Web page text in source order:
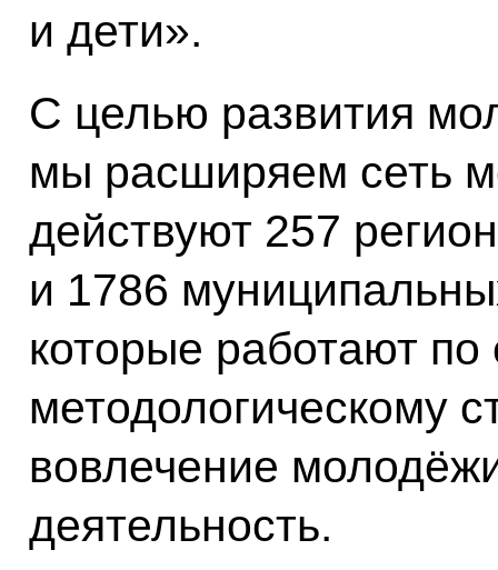
и дети».
С целью развития
мы расширяем сеть
действуют 257
и 1786
которые работают
методологическому
вовлечение
деятельность.